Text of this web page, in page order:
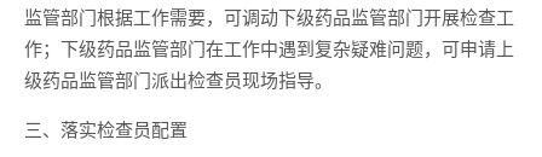
监管部门根据工作需要，可调动下级药品监管部门开展检查工
作；下级药品监管部门在工作中遇到复杂疑难问题，可申请上
级药品监管部门派出检查员现场指导。
三、落实检查员配置